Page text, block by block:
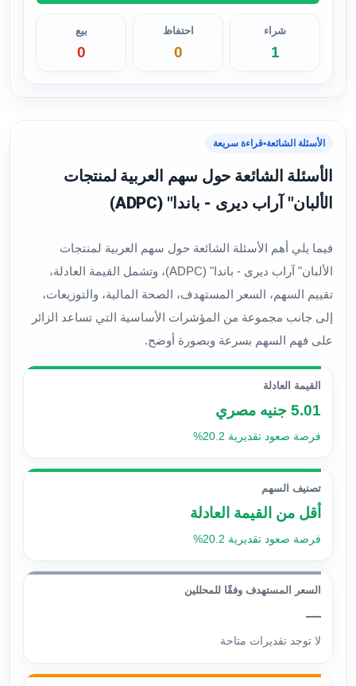
شراء
1
احتفاظ
0
بيع
0
الأسئلة الشائعة•قراءة سريعة
الأسئلة الشائعة حول سهم العربية لمنتجات
الألبان" آراب ديرى - باندا" (ADPC)
فيما يلي أهم الأسئلة الشائعة حول سهم العربية لمنتجات
الألبان" آراب ديرى - باندا" (ADPC)، وتشمل القيمة العادلة،
تقييم السهم، السعر المستهدف، الصحة المالية، والتوزيعات،
إلى جانب مجموعة من المؤشرات الأساسية التي تساعد الزائر
على فهم السهم بسرعة وبصورة أوضح.
القيمة العادلة
5.01 جنيه مصري
فرصة صعود تقديرية 20.2%
تصنيف السهم
أقل من القيمة العادلة
فرصة صعود تقديرية 20.2%
السعر المستهدف وفقًا للمحللين
—
لا توجد تقديرات متاحة